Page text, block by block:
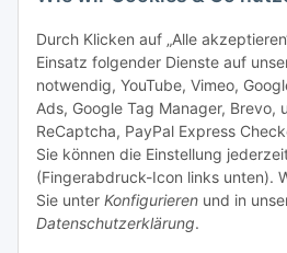
Durch Klicken auf „Alle
Einsatz folgender Dienste auf
notwendig, YouTube, Vimeo,
Ads, Google Tag Manager, Brevo,
ReCaptcha, PayPal Express
Sie können die Einstellung
(Fingerabdruck-Icon links unten).
Sie unter Konfigurieren und in
Datenschutzerklärung.
Newsletter Abonnieren
Gesetzliche Informationen
Informationen